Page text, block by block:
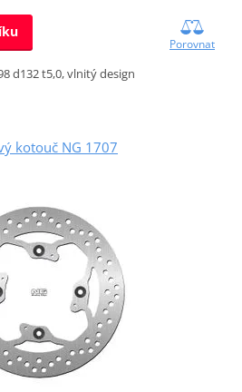
Porovnat
d132 t5,0, vlnitý design
kotouč NG 1707